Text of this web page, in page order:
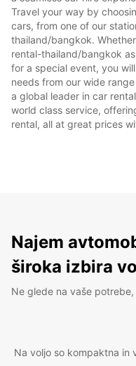
Travel your way by
cars, from one of our
thailand/bangkok.
rental-thailand/bangkok
for a special event, you
needs from our wide
a global leader in car
world class service,
rental, all at great prices
Najem
široka izbira
Ne glede na vaše
Na voljo so kompaktna in